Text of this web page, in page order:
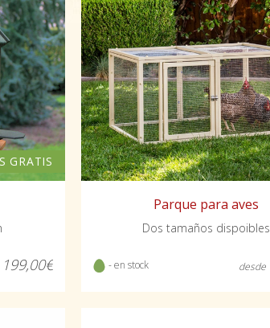
GRATIS
199,00€
Parque para aves
Dos tamaños dispoibles
- en stock desde